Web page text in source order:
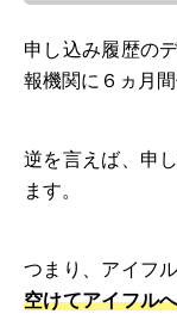
申し込み履歴の
報機関に６ヵ月間
逆を言えば、申
ます。
つまり、アイフ
空けてアイフル